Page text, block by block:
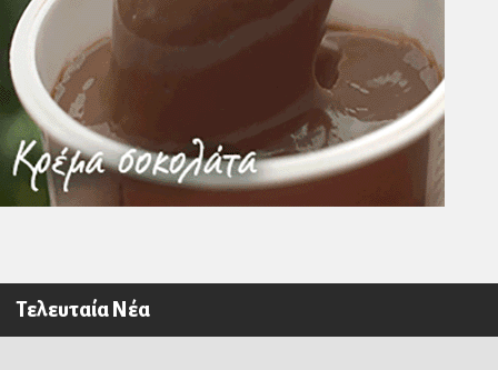
Τελευταία Νέα